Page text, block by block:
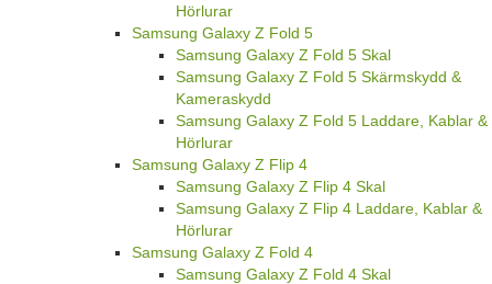
Hörlurar
Samsung Galaxy Z Fold 5
Samsung Galaxy Z Fold 5 Skal
Samsung Galaxy Z Fold 5 Skärmskydd &
Kameraskydd
Samsung Galaxy Z Fold 5 Laddare, Kablar &
Hörlurar
Samsung Galaxy Z Flip 4
Samsung Galaxy Z Flip 4 Skal
Samsung Galaxy Z Flip 4 Laddare, Kablar &
Hörlurar
Samsung Galaxy Z Fold 4
Samsung Galaxy Z Fold 4 Skal